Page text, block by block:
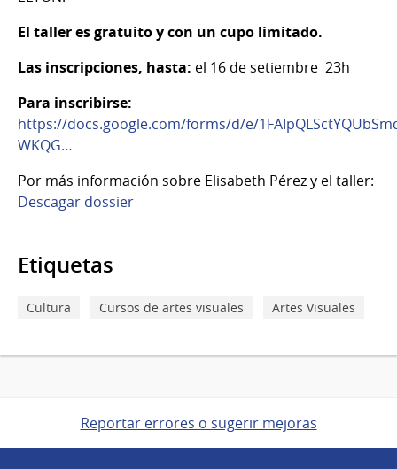
El taller es gratuito y con un cupo limitado.
Las inscripciones, hasta: el 16 de setiembre 23h
Para inscribirse:
https://docs.google.com/forms/d/e/
WKQG…
Por más información sobre Elisabeth Pérez y el taller:
Descagar dossier
Etiquetas
Cultura Cursos de artes visuales Artes Visuales
Reportar errores o sugerir mejoras